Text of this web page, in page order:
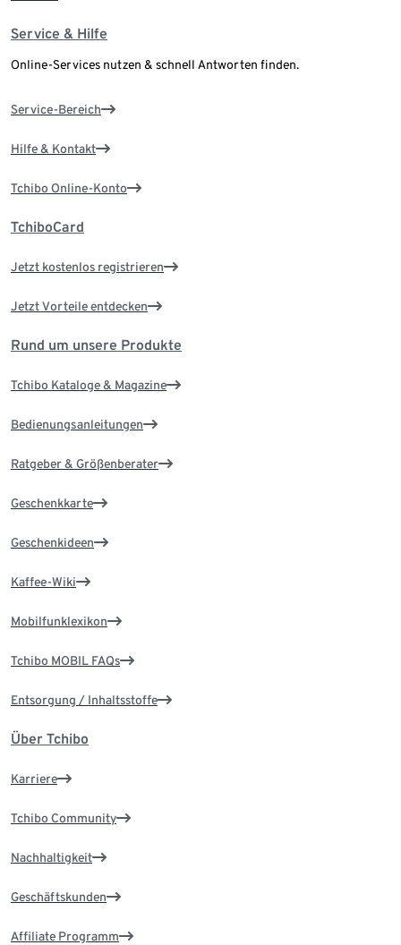
Service & Hilfe
Online-Services nutzen & schnell Antworten finden.
Service-Bereich
Hilfe & Kontakt
Tchibo Online-Konto
TchiboCard
Jetzt kostenlos registrieren
Jetzt Vorteile entdecken
Rund um unsere Produkte
Tchibo Kataloge & Magazine
Bedienungsanleitungen
Ratgeber & Größenberater
Geschenkkarte
Geschenkideen
Kaffee-Wiki
Mobilfunklexikon
Tchibo MOBIL FAQs
Entsorgung / Inhaltsstoffe
Über Tchibo
Karriere
Tchibo Community
Nachhaltigkeit
Geschäftskunden
Affiliate Programm